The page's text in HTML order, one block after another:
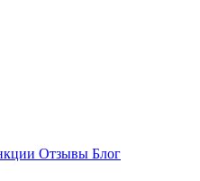
Отзывы Блог